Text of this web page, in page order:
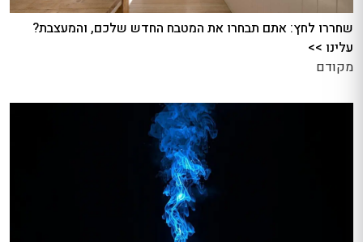
שחררו לחץ: אתם תבחרו את המטבח החדש שלכם, והמעצבת?
עלינו >>
מקודם